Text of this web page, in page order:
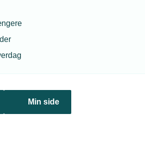
Min side
jura@tekniq.dk
tekniq@tekniq.dk
fra kl. 8:00 til 15:00